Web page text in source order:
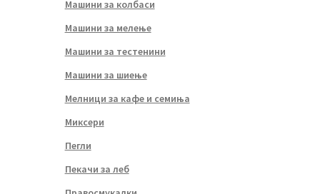
Машини за колбаси
Машини за мелење
Машини за тестенини
Машини за шиење
Мелници за кафе и семиња
Миксери
Пегли
Пекачи за леб